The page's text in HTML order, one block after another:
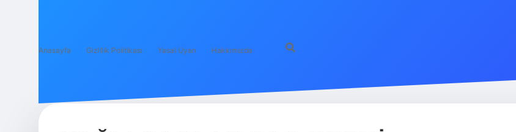
Anasayfa Gizlilik Politikası Yasal Uyarı Hakkımızda